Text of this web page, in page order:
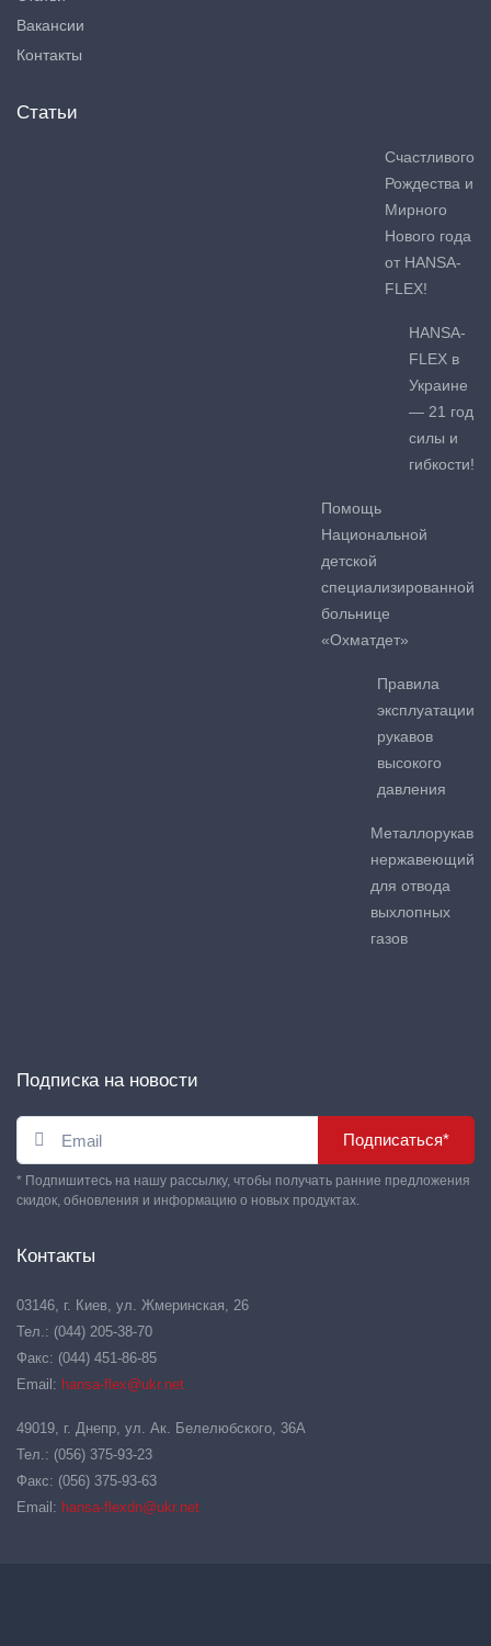
Вакансии
Контакты
Статьи
Счастливого
Рождества и
Мирного
Нового года
от HANSA-
FLEX!
HANSA-
FLEX в
Украине
— 21 год
силы и
гибкости!
Помощь
Национальной
детской
специализированной
больнице
«Охматдет»
Правила
эксплуатации
рукавов
высокого
давления
Металлорукав
нержавеющий
для отвода
выхлопных
газов
Подписка на новости
Подписаться*
* Подпишитесь на нашу рассылку, чтобы получать ранние предложения
скидок, обновления и информацию о новых продуктах.
Контакты
03146, г. Киев, ул. Жмеринская, 26
Тел.: (044) 205-38-70
Факс: (044) 451-86-85
Email: hansa-flex@ukr.net
49019, г. Днепр, ул. Ак. Белелюбского, 36А
Тел.: (056) 375-93-23
Факс: (056) 375-93-63
Email: hansa-flexdn@ukr.net